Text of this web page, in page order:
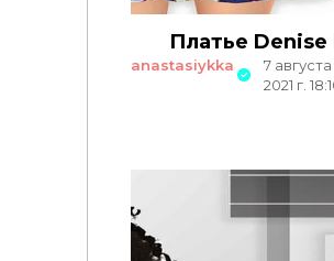
Платье Denise
anastasiykka
7 августа
2021 г.